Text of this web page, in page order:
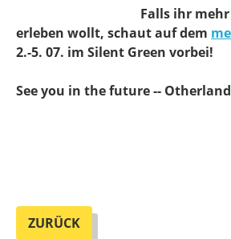
Falls ihr
erleben wollt, schaut auf dem
2.-5. 07. im Silent Green vorbei!
See you in the future -- Otherland
ZURÜCK